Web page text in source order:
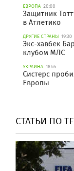
ЕВРОПА 20:00
Защитник
в Атлетико
ДРУГИЕ СТРАНЫ 19:30
Экс-хавбек
клубом МЛС
УКРАИНА 18:55
Систерс
Европы
СТАТЬИ ПО